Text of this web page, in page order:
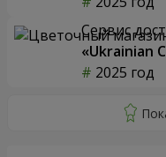
Сервис
«Ukrainian
2025 год